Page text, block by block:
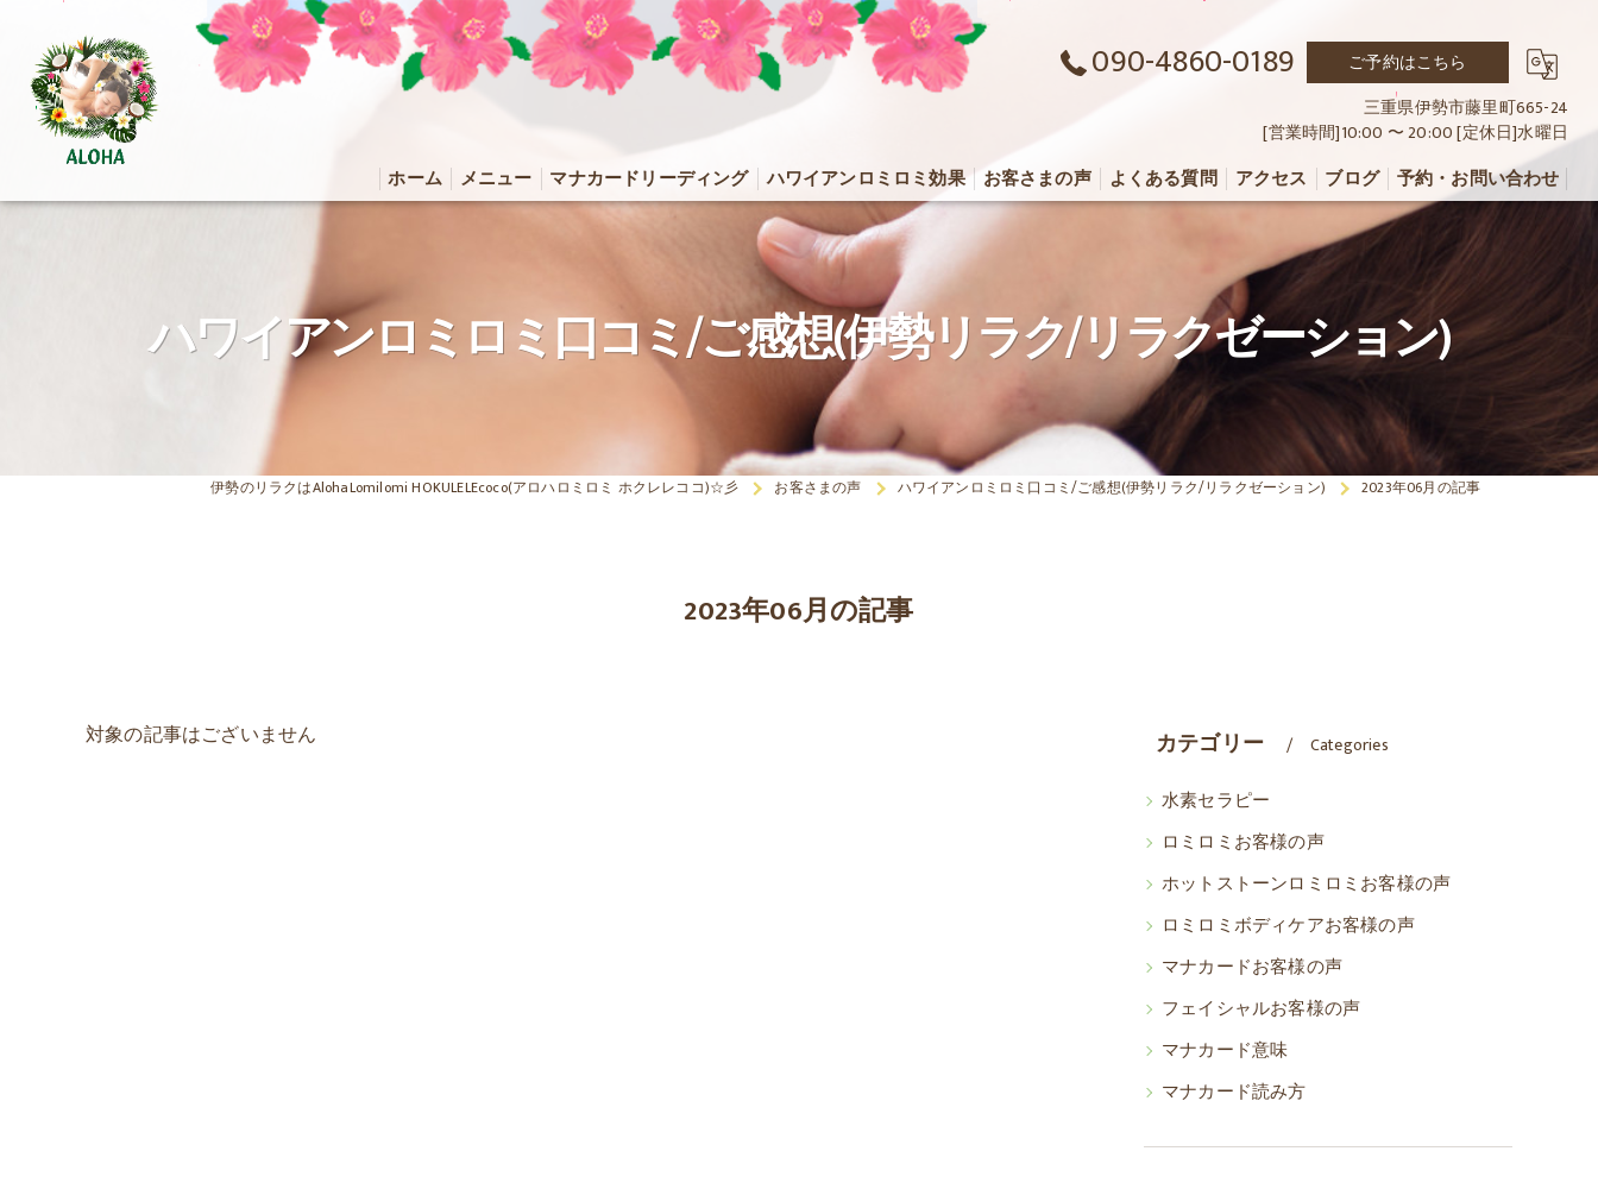
090-4860-0189
ご予約はこちら
三重県伊勢市藤里町665-24
[営業時間]10:00 〜 20:00 [定休日]水曜日
ホーム メニュー マナカードリーディング ハワイアンロミロミ効果 お客さまの声 よくある質問 アクセス ブログ 予約・お問い合わせ
ハワイアンロミロミ口コミ/ご感想(伊勢リラク/リラクゼーション)
伊勢のリラクはAlohaLomilomi HOKULELEcoco(アロハロミロミ ホクレレココ)☆彡 お客さまの声 ハワイアンロミロミ口コミ/ご感想(伊勢リラク/リラクゼーション) 2023年06月の記事
2023年06月の記事
対象の記事はございません カテゴリー Categories
水素セラピー
ロミロミお客様の声
ホットストーンロミロミお客様の声
ロミロミボディケアお客様の声
マナカードお客様の声
フェイシャルお客様の声
マナカード意味
マナカード読み方